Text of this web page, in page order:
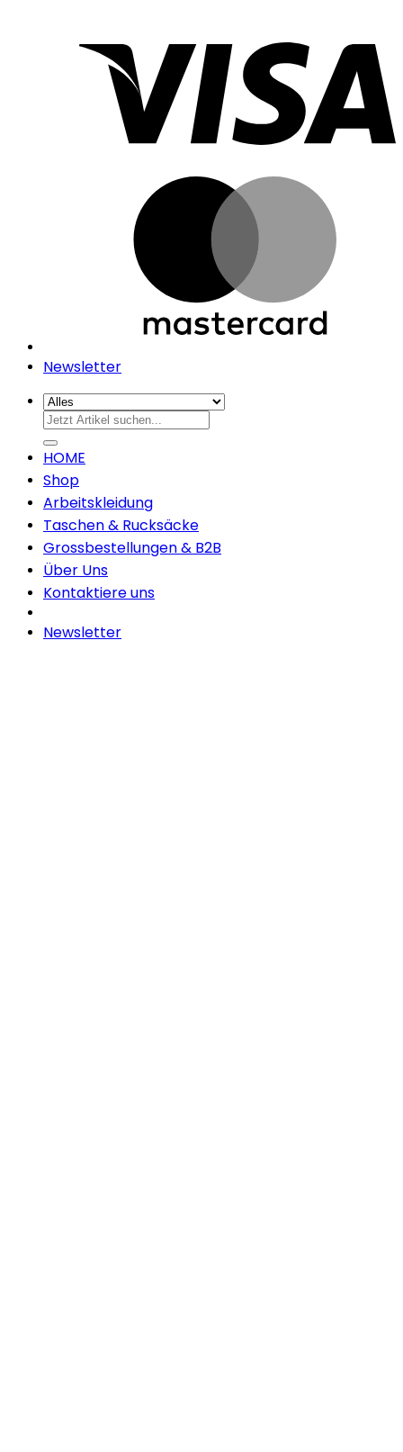
Newsletter
Suchen
nach:
HOME
Shop
Arbeitskleidung
Taschen & Rucksäcke
Grossbestellungen & B2B
Über Uns
Kontaktiere uns
Newsletter